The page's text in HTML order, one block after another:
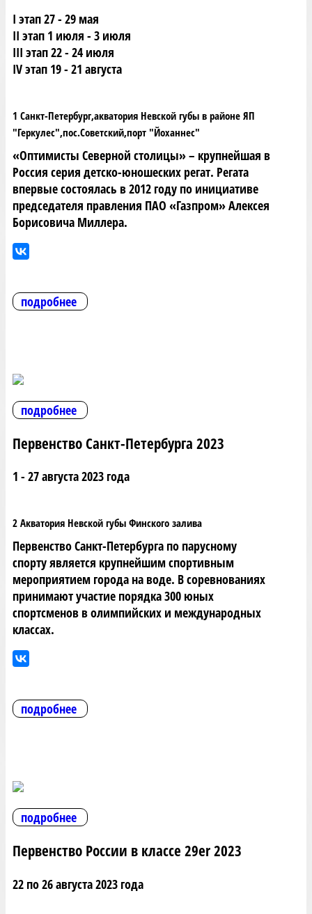
I этап 27 - 29 мая
II этап 1 июля - 3 июля
III этап 22 - 24 июля
IV этап 19 - 21 августа
1 Санкт-Петербург,акватория Невской губы в районе ЯП
"Геркулес",пос.Советский,порт "Йоханнес"
«Оптимисты Северной столицы» – крупнейшая в
Россия серия детско-юношеских регат. Регата
впервые состоялась в 2012 году по инициативе
председателя правления ПАО «Газпром» Алексея
Борисовича Миллера.
подробнее
подробнее
Первенство Санкт-Петербурга 2023
1 - 27 августа 2023 года
2 Акватория Невской губы Финского залива
Первенство Санкт-Петербурга по парусному
спорту является крупнейшим спортивным
мероприятием города на воде. В соревнованиях
принимают участие порядка 300 юных
спортсменов в олимпийских и международных
классах.
подробнее
подробнее
Первенство России в классе 29er 2023
22 по 26 августа 2023 года